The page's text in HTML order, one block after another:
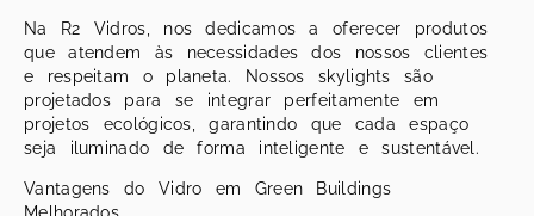
Na R2 Vidros, nos dedicamos a oferecer produtos
que atendem às necessidades dos nossos clientes
e respeitam o planeta. Nossos skylights são
projetados para se integrar perfeitamente em
projetos ecológicos, garantindo que cada espaço
seja iluminado de forma inteligente e sustentável.
Vantagens do Vidro em Green Buildings